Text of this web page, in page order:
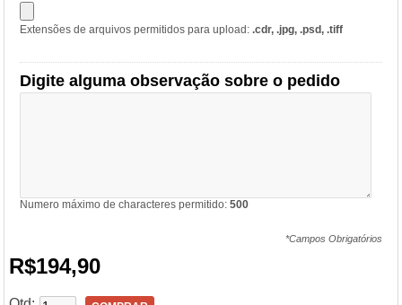
Extensões de arquivos permitidos para upload: .cdr, .jpg, .psd, .tiff
Digite alguma observação sobre o pedido
Numero máximo de characteres permitido:500
*Campos Obrigatórios
R$194,90